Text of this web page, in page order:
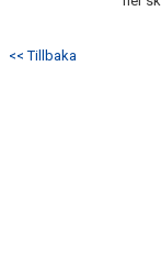
<< Tillbaka